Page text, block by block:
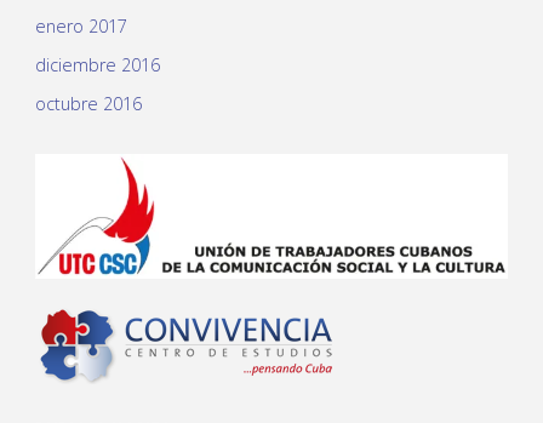
enero 2017
diciembre 2016
octubre 2016